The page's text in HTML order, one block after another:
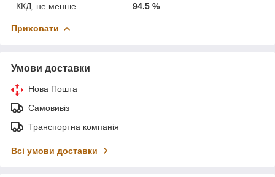
ККД, не менше
94.5 %
Приховати
Умови доставки
Нова Пошта
Самовивіз
Транспортна компанія
Всі умови доставки